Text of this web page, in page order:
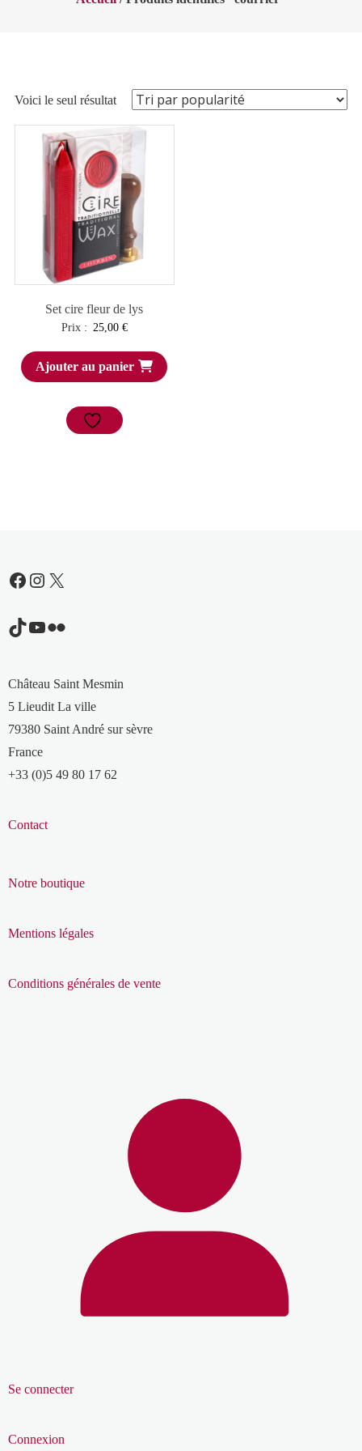
Voici le seul résultat
Set cire fleur de lys
Prix : 25,00 €
Ajouter au panier
Facebook
Instagram
X
TikTok
YouTube
Flickr
Château Saint Mesmin
5 Lieudit La ville
79380 Saint André sur sèvre
France
+33 (0)5 49 80 17 62
Contact
Notre boutique
Mentions légales
Conditions générales de vente
Se connecter
Connexion